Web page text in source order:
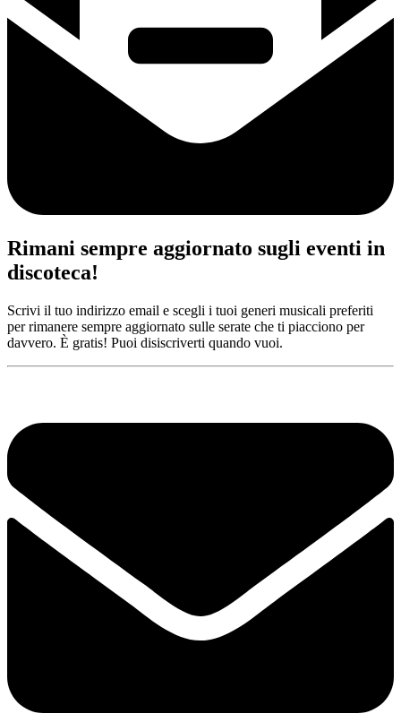
Rimani sempre aggiornato sugli eventi in
discoteca!
Scrivi il tuo indirizzo email e scegli i tuoi generi musicali preferiti
per rimanere sempre aggiornato sulle serate che ti piacciono per
davvero. È gratis! Puoi disiscriverti quando vuoi.